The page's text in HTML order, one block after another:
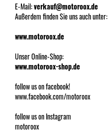
E-Mail:verkauf@motoroox.de
Außerdem finden Sie uns auch unter:
www.motoroox.de
Unser Online-Shop:
www.motoroox-shop.de
follow us on facebook!
www.facebook.com/motoroox
follow us on Instagram
motoroox